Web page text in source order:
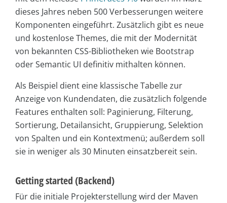
dieses Jahres neben 500 Verbesserungen weitere
Komponenten eingeführt. Zusätzlich gibt es neue
und kostenlose Themes, die mit der Modernität
von bekannten CSS-Bibliotheken wie Bootstrap
oder Semantic UI definitiv mithalten können.
Als Beispiel dient eine klassische Tabelle zur
Anzeige von Kundendaten, die zusätzlich folgende
Features enthalten soll: Paginierung, Filterung,
Sortierung, Detailansicht, Gruppierung, Selektion
von Spalten und ein Kontextmenü; außerdem soll
sie in weniger als 30 Minuten einsatzbereit sein.
Getting started (Backend)
Für die initiale Projekterstellung wird der Maven